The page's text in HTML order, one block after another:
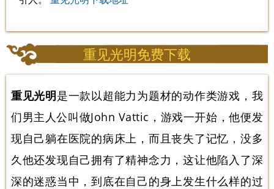
重见光明免费下载
重见光明是一款以超能力为题材的动作类游戏，我
们男主人公叫做John Vattic，游戏一开始，他便发
现自己躺在医院的病床上，而且丧失了记忆，没多
久他还发现自己拥有了精神念力，这让他陷入了深
深的迷惑当中，到底在自己的身上发生什么样的过